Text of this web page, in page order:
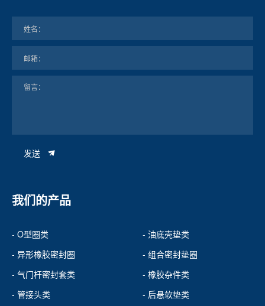
发送
我们的产品
- O型圈类
- 油底壳垫类
- 异形橡胶密封圈
- 组合密封垫圈
- 气门杆密封套类
- 橡胶杂件类
- 管接头类
- 后悬软垫类